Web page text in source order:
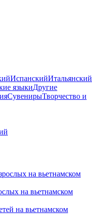
ИспанскийИтальянский
языкиДругие
СувенирыТворчество и
на вьетнамском